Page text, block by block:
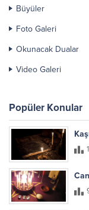
Büyüler
Foto Galeri
Okunacak Dualar
Video Galeri
Popüler Konular